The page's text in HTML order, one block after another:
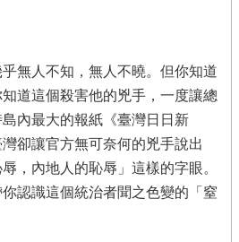
無人不知，無人不曉。但你知道
道這個殺害他的兇手，一度讓總
內最大的報紙《臺灣日日新
卻讓官方無可奈何的兇手說出
，內地人的恥辱」這樣的字眼。
認識這個統治者聞之色變的「窒